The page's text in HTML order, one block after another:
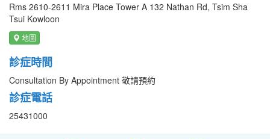
Rms 2610-2611 Mira Place Tower A 132 Nathan Rd, Tsim Sha
Tsui Kowloon
地圖
診症時間
Consultation By Appointment 敬請預約
診症電話
25431000